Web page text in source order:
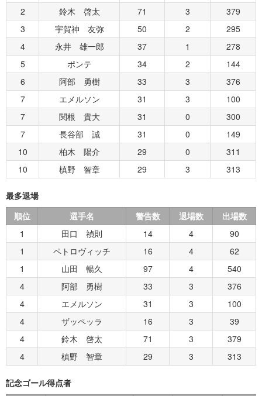
2
鈴木 啓太 71 3
379
3
宇賀神 友弥 50 2
295
4
永井 雄一郎 37 1
278
5
ポンテ 34 2
144
6
阿部 勇樹 33 3
376
7
エメルソン 31 3
100
7
関根 貴大 31 0
300
7
長谷部 誠 31 0
149
10
柏木 陽介 29 0
311
10
槙野 智章 29 3 313
最多退場
順位
選手名 警告数 退場数
出場数
1
田口 禎則 14 4
90
1
ペトロヴィッチ 16 4
62
1
山田 暢久 97 4
540
4
阿部 勇樹 33 3
376
4
エメルソン 31 3
100
4
ザッペッラ 16 3
39
4
鈴木 啓太 71 3
379
4
槙野 智章 29 3 313
記念ゴール得点者